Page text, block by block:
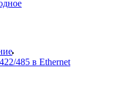
485 в Ethernet